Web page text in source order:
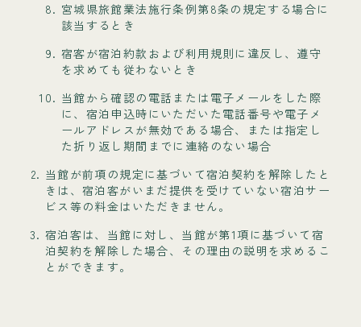
宮城県旅館業法施行条例第8条の規定する場合に
該当するとき
宿客が宿泊約款および利用規則に違反し、遵守
を求めても従わないとき
当館から確認の電話または電子メールをした際
に、宿泊申込時にいただいた電話番号や電子メ
ールアドレスが無効である場合、または指定し
た折り返し期間までに連絡のない場合
当館が前項の規定に基づいて宿泊契約を解除したと
きは、宿泊客がいまだ提供を受けていない宿泊サー
ビス等の料金はいただきません。
宿泊客は、当館に対し、当館が第1項に基づいて宿
泊契約を解除した場合、その理由の説明を求めるこ
とができます。